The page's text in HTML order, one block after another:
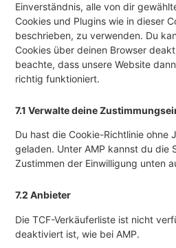
Einverständnis, alle von dir
Cookies und Plugins wie in dieser
beschrieben, zu verwenden. Du
Cookies über deinen Browser
beachte, dass unsere Website
richtig funktioniert.
7.1 Verwalte deine
Du hast die Cookie-Richtlinie
geladen. Unter AMP kannst du die
Zustimmen der Einwilligung unten
7.2 Anbieter
Die TCF-Verkäuferliste ist nicht
deaktiviert ist, wie bei AMP.